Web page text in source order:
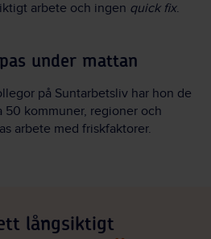
arbete och ingen quick fix.
under mattan
på Suntarbetsliv har hon de
50 kommuner, regioner och
arbete med friskfaktorer.
långsiktigt